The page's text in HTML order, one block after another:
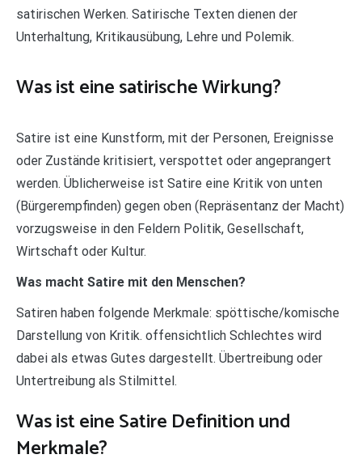
satirischen Werken. Satirische Texten dienen der
Unterhaltung, Kritikausübung, Lehre und Polemik.
Was ist eine satirische Wirkung?
Satire ist eine Kunstform, mit der Personen, Ereignisse
oder Zustände kritisiert, verspottet oder angeprangert
werden. Üblicherweise ist Satire eine Kritik von unten
(Bürgerempfinden) gegen oben (Repräsentanz der Macht)
vorzugsweise in den Feldern Politik, Gesellschaft,
Wirtschaft oder Kultur.
Was macht Satire mit den Menschen?
Satiren haben folgende Merkmale: spöttische/komische
Darstellung von Kritik. offensichtlich Schlechtes wird
dabei als etwas Gutes dargestellt. Übertreibung oder
Untertreibung als Stilmittel.
Was ist eine Satire Definition und
Merkmale?